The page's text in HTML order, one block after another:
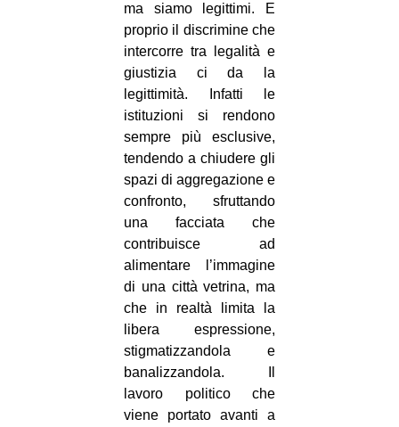
ma siamo legittimi. E
proprio il discrimine che
intercorre tra legalità e
giustizia ci da la
legittimità. Infatti le
istituzioni si rendono
sempre più esclusive,
tendendo a chiudere gli
spazi di aggregazione e
confronto, sfruttando
una facciata che
contribuisce ad
alimentare l’immagine
di una città vetrina, ma
che in realtà limita la
libera espressione,
stigmatizzandola e
banalizzandola. Il
lavoro politico che
viene portato avanti a